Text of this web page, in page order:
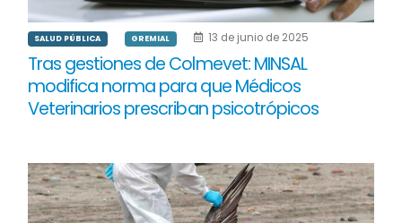
SALUD PÚBLICA GREMIAL 13 de junio de 2025
Tras gestiones de Colmevet: MINSAL
modifica norma para que Médicos
Veterinarios prescriban psicotrópicos